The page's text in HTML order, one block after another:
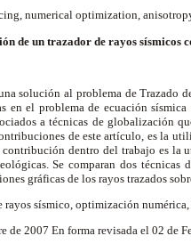
numerical optimization,
de un trazador de rayos sísmicos
solución al problema de Trazado
en el problema de ecuación
a técnicas de globalización
de este artículo, es la
contribución dentro del trabajo es
Se comparan dos
gráficas de los rayos trazados
rayos sísmico, optimización
de 2007 En forma revisada el 02 de